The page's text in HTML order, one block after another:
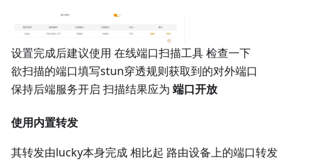
设置完成后建议使用 在线端口扫描工具 检查一下
欲扫描的端口填写stun穿透规则获取到的对外端口
保持后端服务开启 扫描结果应为 端口开放
使用内置转发
其转发由lucky本身完成 相比起 路由设备上的端口转发